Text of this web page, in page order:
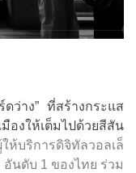
ว่าง” ที่สร้างกระแส
องให้เต็มไปด้วยสีสัน
ห้บริการดิจิทัลวอลเล็
อันดับ 1 ของไทย ร่วม